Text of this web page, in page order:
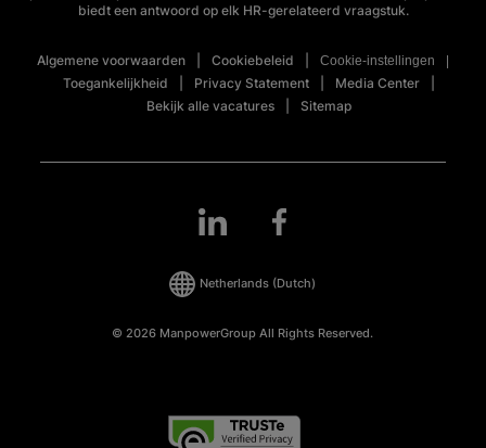
biedt een antwoord op elk HR-gerelateerd vraagstuk.
Algemene voorwaarden Cookiebeleid Cookie-instellingen
Toegankelijkheid Privacy Statement
Media Center
Bekijk alle vacatures
Sitemap
© 2026 ManpowerGroup All Rights Reserved.
Netherlands (Dutch)